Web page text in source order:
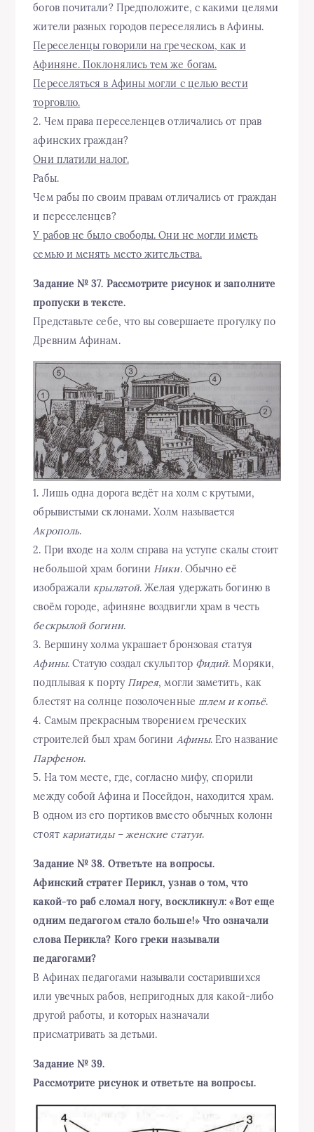
богов почитали? Предположите, с какими целями
жители разных городов переселялись в Афины.
Переселенцы говорили на греческом, как и
Афиняне. Поклонялись тем же богам.
Переселяться в Афины могли с целью вести
торговлю.
2. Чем права переселенцев отличались от прав
афинских граждан?
Они платили налог.
Рабы.
Чем рабы по своим правам отличались от граждан
и переселенцев?
У рабов не было свободы. Они не могли иметь
семью и менять место жительства.
Задание № 37. Рассмотрите рисунок и заполните
пропуски в тексте.
Представьте себе, что вы совершаете прогулку по
Древним Афинам.
1. Лишь одна дорога ведёт на холм с крутыми,
обрывистыми склонами. Холм называется
Акрополь.
2. При входе на холм справа на уступе скалы стоит
небольшой храм богини Ники. Обычно её
изображаликрылатой. Желая удержать богиню в
своём городе, афиняне воздвигли храм в честь
бескрылой богини.
3. Вершину холма украшает бронзовая статуя
Афины. Статую создал скульптор Фидий. Моряки,
подплывая к порту Пирея, могли заметить, как
блестят на солнце позолоченные шлем и копьё.
4. Самым прекрасным творением греческих
строителей был храм богини Афины. Его название
Парфенон.
5. На том месте, где, согласно мифу, спорили
между собой Афина и Посейдон, находится храм.
В одном из его портиков вместо обычных колонн
стоят кариатиды – женские статуи.
Задание № 38. Ответьте на вопросы.
Афинский стратег Перикл, узнав о том, что
какой-то раб сломал ногу, воскликнул: «Вот еще
одним педагогом стало больше!» Что означали
слова Перикла? Кого греки называли
педагогами?
В Афинах педагогами называли состарившихся
или увечных рабов, непригодных для какой-либо
другой работы, и которых назначали
присматривать за детьми.
Задание № 39.
Рассмотрите рисунок и ответьте на вопросы.